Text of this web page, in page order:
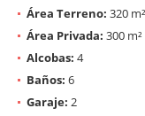
Área Terreno: 320 m²
Área Privada: 300 m²
Alcobas: 4
Baños: 6
Garaje: 2